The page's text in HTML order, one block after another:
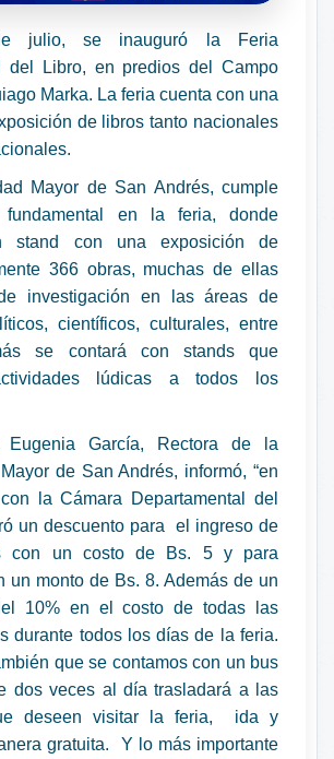
julio, se inauguró la Feria
del Libro, en predios del Campo
Marka. La feria cuenta con una
de libros tanto nacionales
Mayor de San Andrés, cumple
en la feria, donde
stand con una exposición de
366 obras, muchas de ellas
investigación en las áreas de
científicos, culturales, entre
se contará con stands que
lúdicas a todos los
Eugenia García, Rectora de la
de San Andrés, informó, “en
la Cámara Departamental del
un descuento para el ingreso de
con un costo de Bs. 5 y para
un monto de Bs. 8. Además de un
10% en el costo de todas las
durante todos los días de la feria.
que se contamos con un bus
dos veces al día trasladará a las
deseen visitar la feria, ida y
gratuita. Y lo más importante